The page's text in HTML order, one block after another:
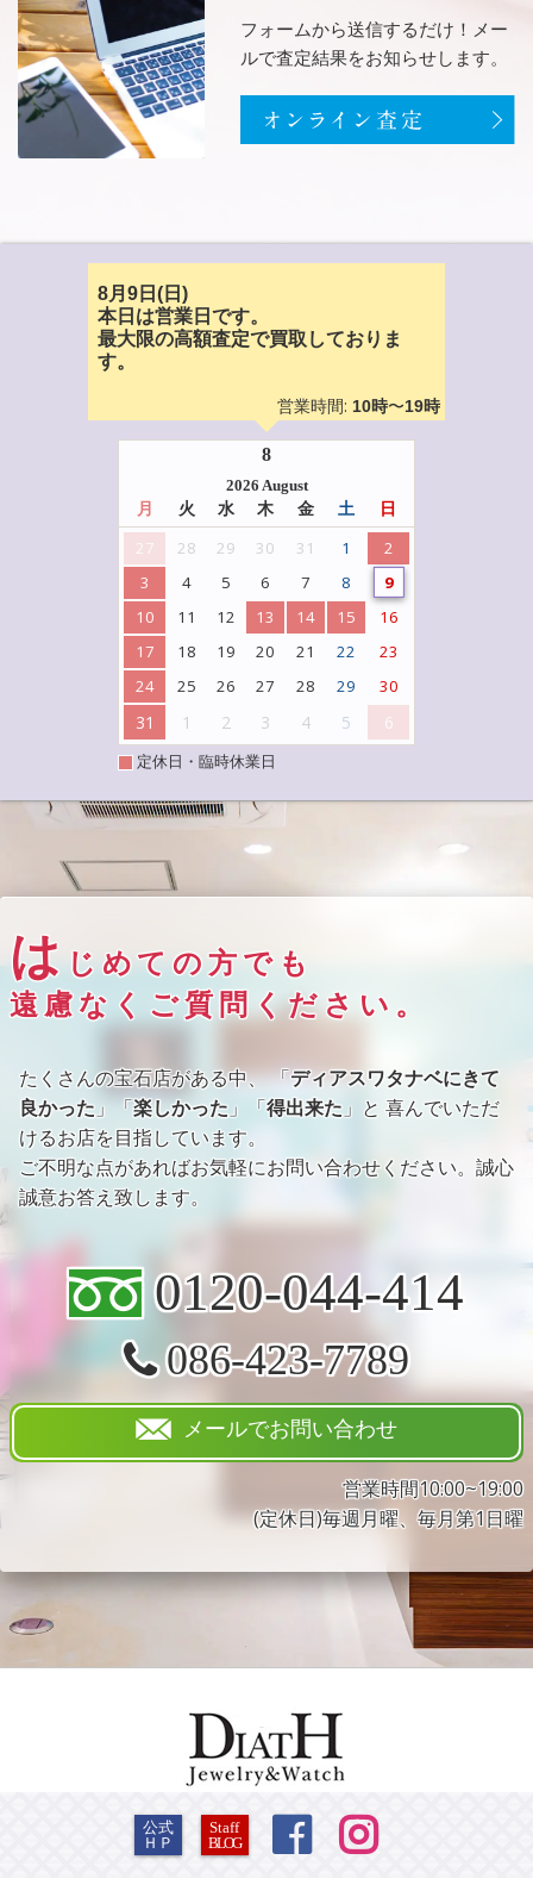
フォームから送信するだけ！メー
ルで査定結果をお知らせします。
8月9日(日)
本日は営業日です。
最大限の高額査定で買取しておりま
す。
営業時間: 10時〜19時
8
2026 August
月
火 水 木 金 土 日
27 28 29 30 31 1
2
3
4 5 6 7 8
9
10
11 12 13 14 15
16
17
18 19 20 21 22
23
24
25 26 27 28 29 30
31 1 2 3 4 5 6
定休日・臨時休業日
はじめての方でも
遠慮なくご質問ください。
たくさんの宝石店がある中、 「ディアスワタナベにきて
良かった」「楽しかった 」「得出来た 」と 喜んでいただ
けるお店を目指しています。
ご不明な点があればお気軽にお問い合わせください。誠心
誠意お答え致します。
0120-044-414
086-423-7789
メールでお問い合わせ
営業時間10:00~19:00
(定休日)毎週月曜、毎月第1日曜
公式
ＨＰ
Staff
BLOG
 